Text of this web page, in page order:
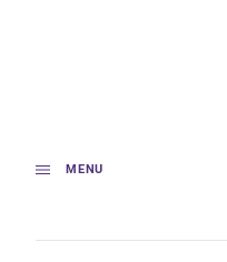
MENU
Accueil Œnotourisme